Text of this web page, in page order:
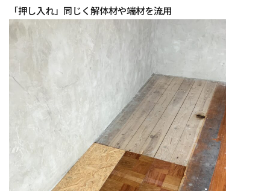
「押し入れ」同じく解体材や端材を流用